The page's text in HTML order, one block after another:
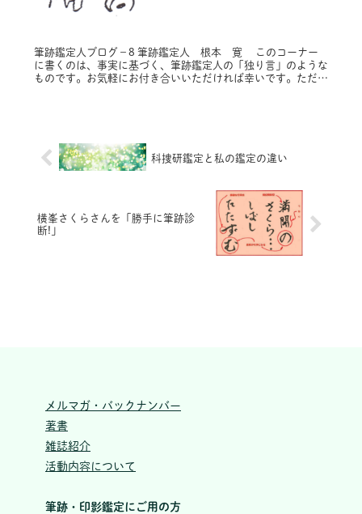
筆跡鑑定人ブログ－8 筆跡鑑定人 根本 寛 このコーナー
に書くのは、事実に基づく、筆跡鑑定人の「独り言」のような
ものです。お気軽にお付き合いいただければ幸いです。ただ
科捜研鑑定と私の鑑定の違い
横峯さくらさんを「勝手に筆跡診
断!」
メルマガ・バックナンバー
著書
雑誌紹介
活動内容について
筆跡・印影鑑定にご用の方